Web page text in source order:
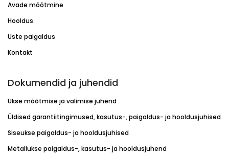
Avade mõõtmine
Hooldus
Uste paigaldus
Kontakt
Dokumendid ja juhendid
Ukse mõõtmise ja valimise juhend
Üldised garantiitingimused, kasutus-, paigaldus- ja hooldusjuhised
Siseukse paigaldus- ja hooldusjuhised
Metallukse paigaldus-, kasutus- ja hooldusjuhend